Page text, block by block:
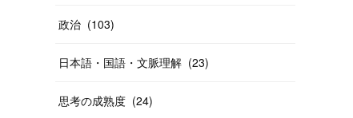
政治 (103)
日本語・国語・文脈理解 (23)
思考の成熟度 (24)